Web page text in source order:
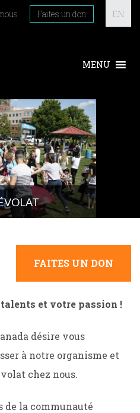
Faites un don EN
FAITES UN DON
et votre passion !
désire vous
à notre organisme et
chez nous.
de la communauté